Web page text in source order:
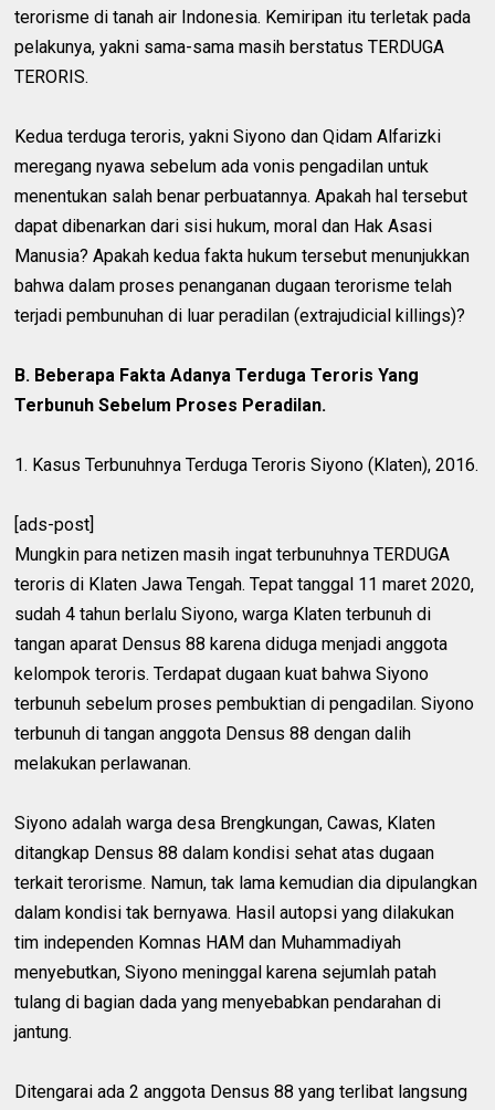
terorisme di tanah air Indonesia. Kemiripan itu terletak pada
pelakunya, yakni sama-sama masih berstatus TERDUGA
TERORIS.
Kedua terduga teroris, yakni Siyono dan Qidam Alfarizki
meregang nyawa sebelum ada vonis pengadilan untuk
menentukan salah benar perbuatannya. Apakah hal tersebut
dapat dibenarkan dari sisi hukum, moral dan Hak Asasi
Manusia? Apakah kedua fakta hukum tersebut menunjukkan
bahwa dalam proses penanganan dugaan terorisme telah
terjadi pembunuhan di luar peradilan (extrajudicial killings)?
B. Beberapa Fakta Adanya Terduga Teroris Yang
Terbunuh Sebelum Proses Peradilan.
1. Kasus Terbunuhnya Terduga Teroris Siyono (Klaten), 2016.
[ads-post]
Mungkin para netizen masih ingat terbunuhnya TERDUGA
teroris di Klaten Jawa Tengah. Tepat tanggal 11 maret 2020,
sudah 4 tahun berlalu Siyono, warga Klaten terbunuh di
tangan aparat Densus 88 karena diduga menjadi anggota
kelompok teroris. Terdapat dugaan kuat bahwa Siyono
terbunuh sebelum proses pembuktian di pengadilan. Siyono
terbunuh di tangan anggota Densus 88 dengan dalih
melakukan perlawanan.
Siyono adalah warga desa Brengkungan, Cawas, Klaten
ditangkap Densus 88 dalam kondisi sehat atas dugaan
terkait terorisme. Namun, tak lama kemudian dia dipulangkan
dalam kondisi tak bernyawa. Hasil autopsi yang dilakukan
tim independen Komnas HAM dan Muhammadiyah
menyebutkan, Siyono meninggal karena sejumlah patah
tulang di bagian dada yang menyebabkan pendarahan di
jantung.
Ditengarai ada 2 anggota Densus 88 yang terlibat langsung